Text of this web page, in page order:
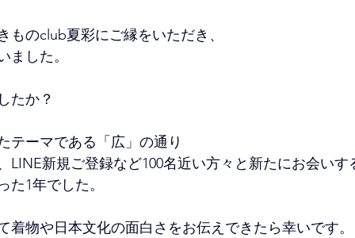
ものclub夏彩にご縁をいただき、
ました。
たか？
テーマである「広」の通り
LINE新規ご登録など100名近い方々と新たにお会いす
た1年でした。
着物や日本文化の面白さをお伝えできたら幸いです。